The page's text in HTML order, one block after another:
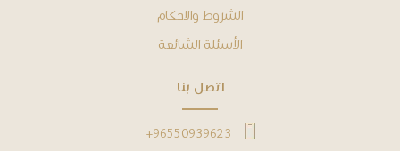
ﺍﻟﺸﺮﻭﻁ ﻭﺍﻻﺣﻜﺎﻡ
ﺍﻷﺳﺌﻠﺔ ﺍﻟﺸﺎﺋﻌﺔ
ﺍﺗﺼﻞ ﺑﻨﺎ
96550939623+